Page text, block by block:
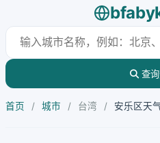
查询
首页 / 城市 / 台湾 / 安乐区天